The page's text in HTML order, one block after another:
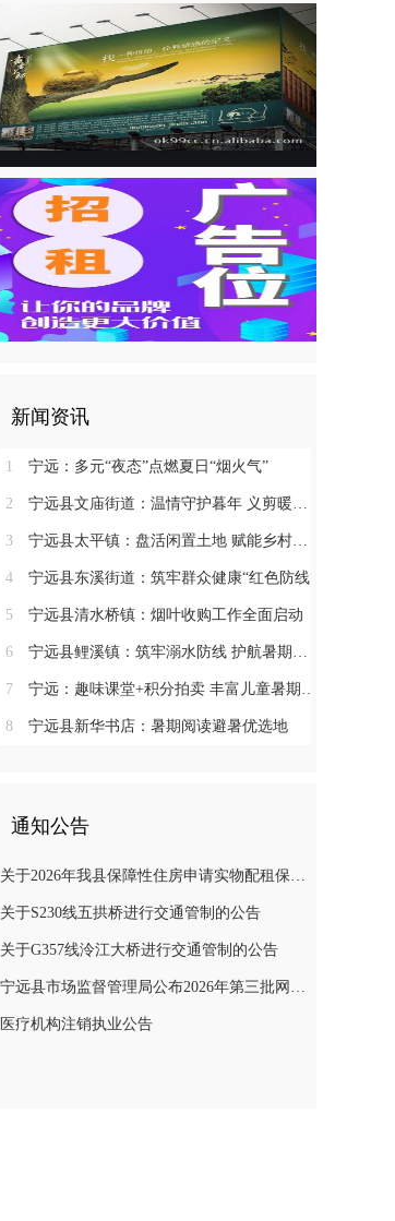
新闻资讯
1 宁远：多元“夜态”点燃夏日“烟火气”
2 宁远县文庙街道：温情守护暮年 义剪暖润民心
3 宁远县太平镇：盘活闲置土地 赋能乡村振兴
4 宁远县东溪街道：筑牢群众健康“红色防线”
5 宁远县清水桥镇：烟叶收购工作全面启动
6 宁远县鲤溪镇：筑牢溺水防线 护航暑期平安
7 宁远：趣味课堂+积分拍卖 丰富儿童暑期生活
8 宁远县新华书店：暑期阅读避暑优选地
通知公告
关于2026年我县保障性住房申请实物配租保障家庭的公示(第十一批)
关于S230线五拱桥进行交通管制的公告
关于G357线泠江大桥进行交通管制的公告
宁远县市场监督管理局公布2026年第三批网络餐饮食品安全整治典型案例
医疗机构注销执业公告